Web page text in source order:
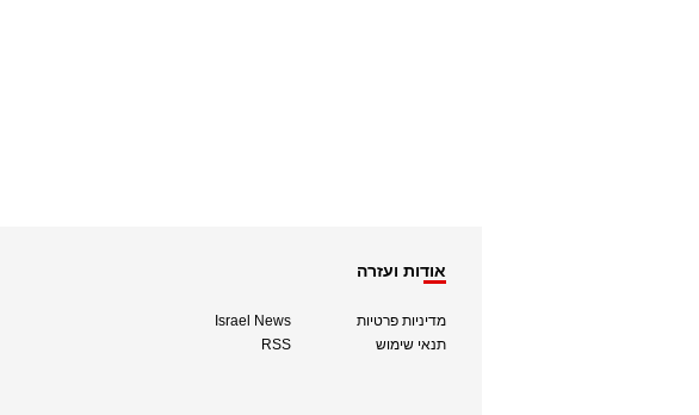
אודות ועזרה
מדיניות פרטיות
תנאי שימוש
Israel News
RSS